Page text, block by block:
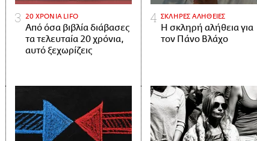
20 ΧΡΟΝΙΑ LIFO
Από όσα βιβλία διάβασες
τα τελευταία 20 χρόνια,
αυτό ξεχωρίζεις
ΣΚΛΗΡΕΣ ΑΛΗΘΕΙΕΣ
H σκληρή αλήθεια για
τον Πάνο Βλάχο